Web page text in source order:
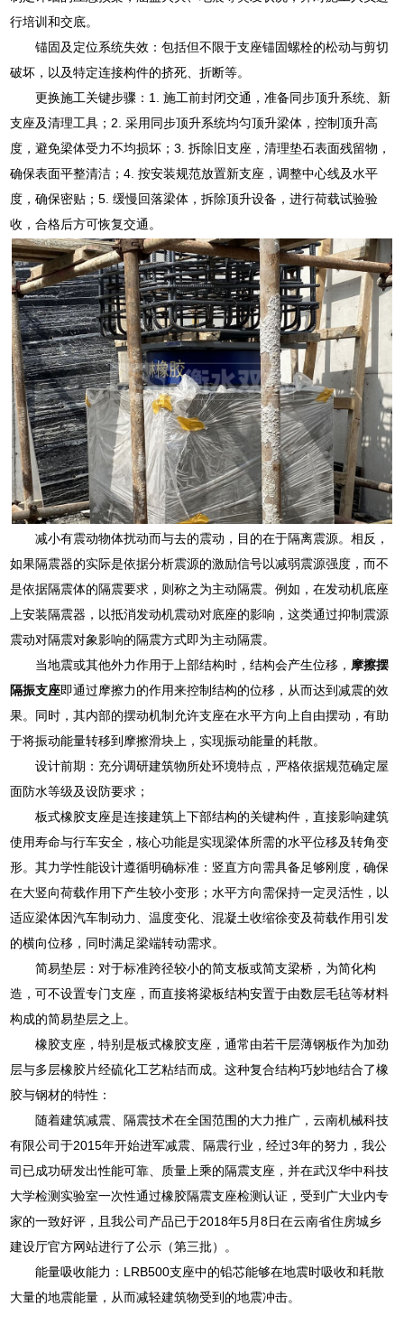
行培训和交底。
锚固及定位系统失效：包括但不限于支座锚固螺栓的松动与剪切
破坏，以及特定连接构件的挤死、折断等。
更换施工关键步骤：1. 施工前封闭交通，准备同步顶升系统、新
支座及清理工具；2. 采用同步顶升系统均匀顶升梁体，控制顶升高
度，避免梁体受力不均损坏；3. 拆除旧支座，清理垫石表面残留物，
确保表面平整清洁；4. 按安装规范放置新支座，调整中心线及水平
度，确保密贴；5. 缓慢回落梁体，拆除顶升设备，进行荷载试验验
收，合格后方可恢复交通。
减小有震动物体扰动而与去的震动，目的在于隔离震源。相反，
如果隔震器的实际是依据分析震源的激励信号以减弱震源强度，而不
是依据隔震体的隔震要求，则称之为主动隔震。例如，在发动机底座
上安装隔震器，以抵消发动机震动对底座的影响，这类通过抑制震源
震动对隔震对象影响的隔震方式即为主动隔震。
当地震或其他外力作用于上部结构时，结构会产生位移， 摩擦摆
隔振支座即通过摩擦力的作用来控制结构的位移，从而达到减震的效
果。同时，其内部的摆动机制允许支座在水平方向上自由摆动，有助
于将振动能量转移到摩擦滑块上，实现振动能量的耗散。
设计前期：充分调研建筑物所处环境特点，严格依据规范确定屋
面防水等级及设防要求；
板式橡胶支座是连接建筑上下部结构的关键构件，直接影响建筑
使用寿命与行车安全，核心功能是实现梁体所需的水平位移及转角变
形。其力学性能设计遵循明确标准：竖直方向需具备足够刚度，确保
在大竖向荷载作用下产生较小变形；水平方向需保持一定灵活性，以
适应梁体因汽车制动力、温度变化、混凝土收缩徐变及荷载作用引发
的横向位移，同时满足梁端转动需求。
简易垫层：对于标准跨径较小的简支板或简支梁桥，为简化构
造，可不设置专门支座，而直接将梁板结构安置于由数层毛毡等材料
构成的简易垫层之上。
橡胶支座，特别是板式橡胶支座，通常由若干层薄钢板作为加劲
层与多层橡胶片经硫化工艺粘结而成。这种复合结构巧妙地结合了橡
胶与钢材的特性：
随着建筑减震、隔震技术在全国范围的大力推广，云南机械科技
有限公司于2015年开始进军减震、隔震行业，经过3年的努力，我公
司已成功研发出性能可靠、质量上乘的隔震支座，并在武汉华中科技
大学检测实验室一次性通过橡胶隔震支座检测认证，受到广大业内专
家的一致好评，且我公司产品已于2018年5月8日在云南省住房城乡
建设厅官方网站进行了公示（第三批）。
能量吸收能力：LRB500支座中的铅芯能够在地震时吸收和耗散
大量的地震能量，从而减轻建筑物受到的地震冲击。